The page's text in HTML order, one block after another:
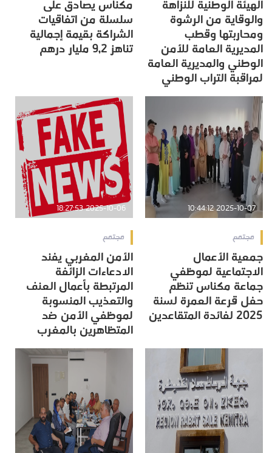
الهيئة الوطنية للنزاهة
والوقاية من الرشوة
ومحاربتها وقطب
المديرية العامة للأمن
الوطني والمديرية العامة
لمراقبة التراب الوطني
مكناس يصادق على
سلسلة من اتفاقيات
الشراكة بقيمة إجمالية
تناهز 9,2 مليار درهم
2025-10-07 10:44:12
مجتمع
جمعية الأعمال
الاجتماعية لموظفي
جماعة مكناس تنظم
حفل قرعة العمرة لسنة
2025 لفائدة المتقاعدين
2025-10-06 18:27:53
مجتمع
الأمن المغربي يفند
الادعاءات الزائفة
المرتبطة بأعمال العنف
والتعذيب المنسوبة
لموظفي الأمن ضد
المتظاهرين بالمغرب